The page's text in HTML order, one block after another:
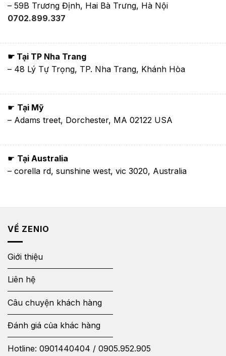
– 59B Trương Định, Hai Bà Trưng, Hà Nội
0702.899.337
☛ Tại TP Nha Trang
– 48 Lý Tự Trọng, TP. Nha Trang, Khánh Hòa
☛ Tại Mỹ
– Adams treet, Dorchester, MA 02122 USA
☛ Tại Australia
– corella rd, sunshine west, vic 3020, Australia
VỀ ZENIO
Giới thiệu
Liên hệ
Câu chuyện khách hàng
Đánh giá của khác hàng
Hotline: 0901440404 / 0905.952.905